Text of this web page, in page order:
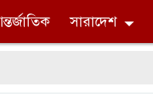
সারাদেশ